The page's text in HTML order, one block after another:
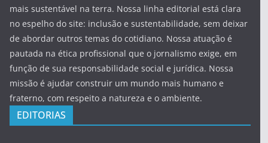
mais sustentável na terra. Nossa linha editorial está clara
no espelho do site: inclusão e sustentabilidade, sem deixar
de abordar outros temas do cotidiano. Nossa atuação é
pautada na ética profissional que o jornalismo exige, em
função de sua responsabilidade social e jurídica. Nossa
missão é ajudar construir um mundo mais humano e
fraterno, com respeito a natureza e o ambiente.
EDITORIAS